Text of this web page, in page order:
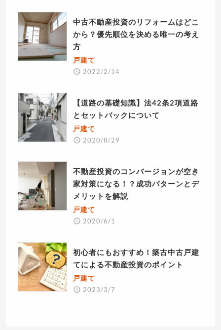
中古不動産投資のリフォームはどこ
から？優先順位を決める唯一の考え
方
戸建て
2022/2/14
【道路の基礎知識】法42条2項道路
とセットバックについて
戸建て
2020/8/29
不動産投資のコンバージョンが空き
家対策になる！？成功パターンとデ
メリットを解説
戸建て
2020/6/1
初心者にもおすすめ！築古中古戸建
てによる不動産投資のポイント
戸建て
2023/3/7